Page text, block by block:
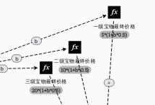
5*(1+b*0.5)
一级宝物最终价格
10*(1+b*0.5)
二级宝物最终价格
20*(1+b*0.5)
三级宝物最终价格
b
b
b
=